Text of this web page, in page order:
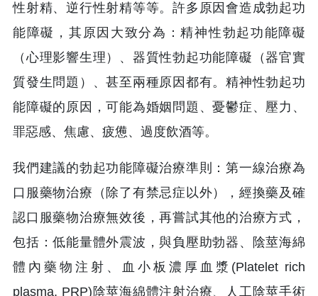
性射精、逆行性射精等等。許多原因會造成勃起功
能障礙，其原因大致分為：精神性勃起功能障礙
（心理影響生理）、器質性勃起功能障礙（器官實
質發生問題）、甚至兩種原因都有。精神性勃起功
能障礙的原因，可能為婚姻問題、憂鬱症、壓力、
罪惡感、焦慮、疲憊、過度飲酒等。
我們建議的勃起功能障礙治療準則：第一線治療為
口服藥物治療（除了有禁忌症以外），經換藥及確
認口服藥物治療無效後，再嘗試其他的治療方式，
包括：低能量體外震波，與負壓助勃器、陰莖海綿
體內藥物注射、血小板濃厚血漿(Platelet rich
plasma, PRP)陰莖海綿體注射治療、人工陰莖手術